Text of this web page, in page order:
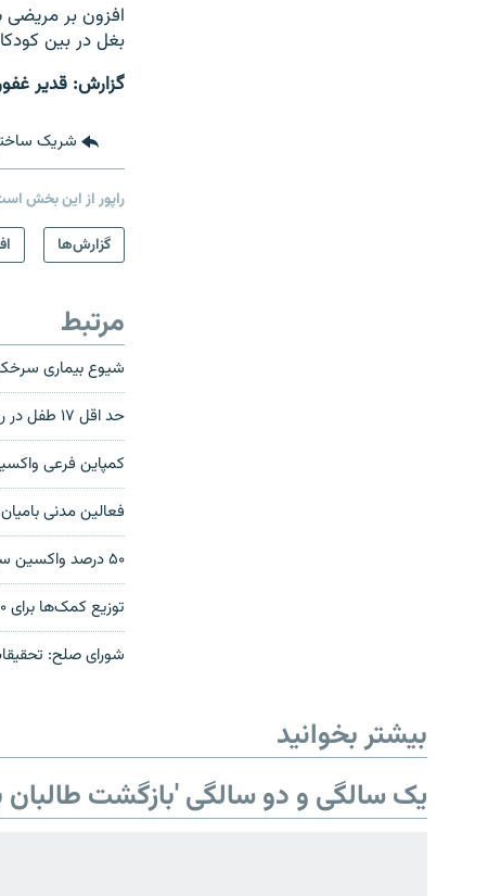
به ما بپیوندید
افزون بر
بغل در بین کودکان و جان دادن ۴۸ کودک ناشی
گزارش: قدیر
شریک
راپور از این بخش
گزارش‌ها
مرتبط
شیوع بیماری
حد اقل ۱۷ طفل در رومانیا در اثر سرخکان جان داده‎اند
کمپاین فرعی واکسین پولیو در ۴ حوزه
فعالین مدنی
۵۰ درصد واکسین سینه بغل در ولایت غور تطبیق نشده‌است
توزیع کمک‌ها برای ۲۰۰۰ هزار فامیل بی‌جاشدۀ داخلی در غور آغاز شد
شورای صلح:
بیشتر بخوانید
یک سالگی و دو سالگی 'بازگشت